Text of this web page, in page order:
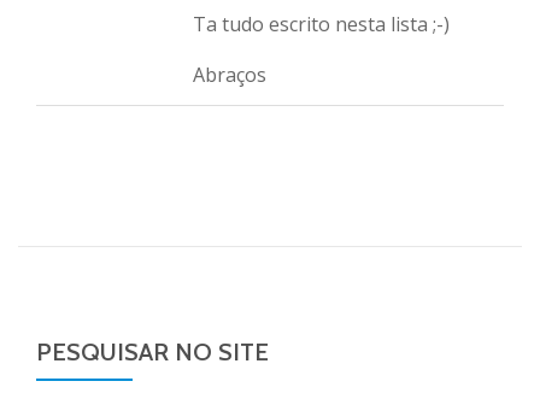
Ta tudo escrito nesta lista ;-)
Abraços
PESQUISAR NO SITE